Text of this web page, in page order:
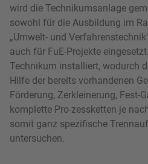
wird die Technikumsanlage
sowohl für die Ausbildung im
„Umwelt- und
auch für FuE-Projekte
Technikum installiert, wodurch
Hilfe der bereits vorhandenen
Förderung, Zerkleinerung, Fest-
komplette Pro-zessketten je
somit ganz spezifische
untersuchen.